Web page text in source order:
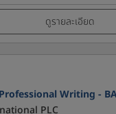
ดูรายละเอียด
Writing -
PLC